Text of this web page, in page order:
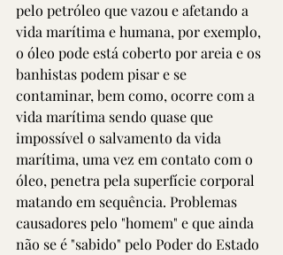
pelo petróleo que vazou e afetando a
vida marítima e humana, por exemplo,
o óleo pode está coberto por areia e os
banhistas podem pisar e se
contaminar, bem como, ocorre com a
vida marítima sendo quase que
impossível o salvamento da vida
marítima, uma vez em contato com o
óleo, penetra pela superfície corporal
matando em sequência. Problemas
causadores pelo "homem" e que ainda
não se é "sabido" pelo Poder do Estado